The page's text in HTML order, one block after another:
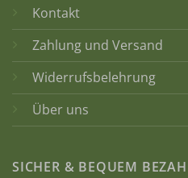
Kontakt
Zahlung und Versand
Widerrufsbelehrung
Über uns
SICHER & BEQUEM